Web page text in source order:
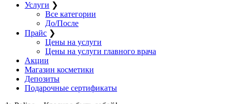
Услуги ❯
Все категории
До/После
Прайс ❯
Цены на услуги
Цены на услуги главного врача
Акции
Магазин косметики
Депозиты
Подарочные сертификаты